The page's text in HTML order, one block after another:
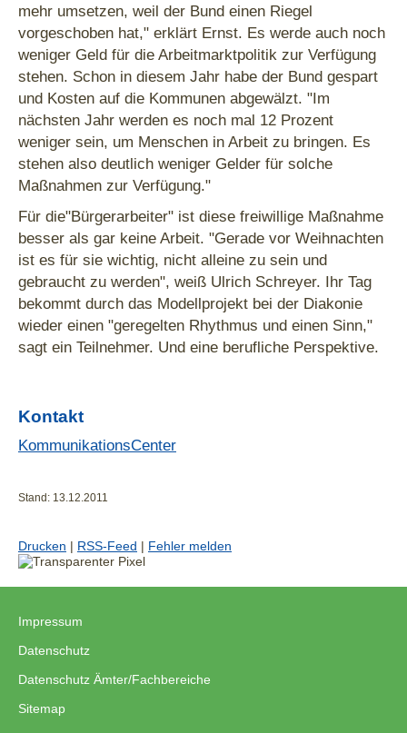
mehr umsetzen, weil der Bund einen Riegel
vorgeschoben hat," erklärt Ernst. Es werde auch noch
weniger Geld für die Arbeitmarktpolitik zur Verfügung
stehen. Schon in diesem Jahr habe der Bund gespart
und Kosten auf die Kommunen abgewälzt. "Im
nächsten Jahr werden es noch mal 12 Prozent
weniger sein, um Menschen in Arbeit zu bringen. Es
stehen also deutlich weniger Gelder für solche
Maßnahmen zur Verfügung."
Für die"Bürgerarbeiter" ist diese freiwillige Maßnahme
besser als gar keine Arbeit. "Gerade vor Weihnachten
ist es für sie wichtig, nicht alleine zu sein und
gebraucht zu werden", weiß Ulrich Schreyer. Ihr Tag
bekommt durch das Modellprojekt bei der Diakonie
wieder einen "geregelten Rhythmus und einen Sinn,"
sagt ein Teilnehmer. Und eine berufliche Perspektive.
Kontakt
KommunikationsCenter
Stand: 13.12.2011
Drucken | RSS-Feed | Fehler melden
Impressum
Datenschutz
Datenschutz Ämter/Fachbereiche
Sitemap